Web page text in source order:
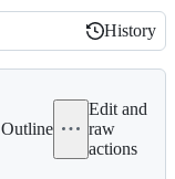
History
History
Outline
Edit and
raw
actions